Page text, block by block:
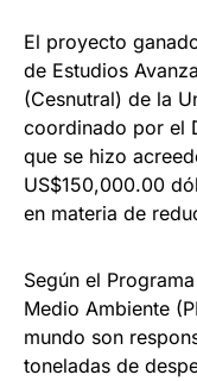
El proyecto
de Estudios
(Cesnutral) de la
coordinado por el
que se hizo
US$150,000.00
en materia de
Según el
Medio Ambiente
mundo son
toneladas de